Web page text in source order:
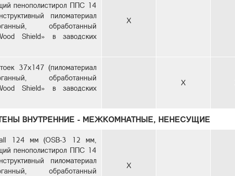
пенополистирол ППС 14
пиломатериал
обработанный
Shield» в заводских
X
37х147 (пиломатериал
обработанный
Shield» в заводских
X
ВНУТРЕННИЕ - МЕЖКОМНАТНЫЕ, НЕНЕСУЩИЕ
124 мм (OSB-3 12 мм,
пенополистирол ППС 14
пиломатериал
обработанный
X